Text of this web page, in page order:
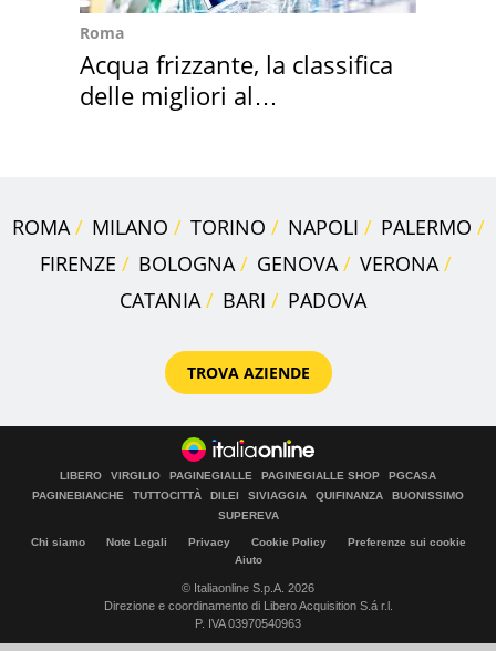
Roma
Acqua frizzante, la classifica
delle migliori al
ROMA MILANO TORINO NAPOLI
PALERMO
FIRENZE
BOLOGNA GENOVA
VERONA
CATANIA
BARI PADOVA
TROVA AZIENDE
LIBERO VIRGILIO PAGINEGIALLE PAGINEGIALLE SHOP
PGCASA
PAGINEBIANCHE
TUTTOCITTÀ DILEI SIVIAGGIA QUIFINANZA
BUONISSIMO
SUPEREVA
Chi siamo Note Legali Privacy Cookie Policy
Preferenze sui cookie
Aiuto
© Italiaonline S.p.A. 2026
Direzione e coordinamento di Libero Acquisition S.á r.l.
P. IVA 03970540963